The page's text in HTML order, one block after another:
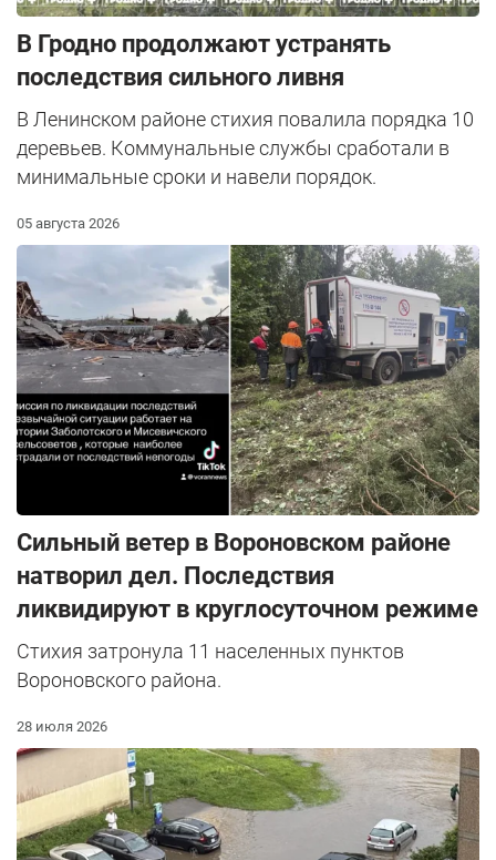
В Гродно продолжают устранять
последствия сильного ливня
В Ленинском районе стихия повалила порядка 10
деревьев. Коммунальные службы сработали в
минимальные сроки и навели порядок.
05 августа 2026
Сильный ветер в Вороновском районе
натворил дел. Последствия
ликвидируют в круглосуточном режиме
Стихия затронула 11 населенных пунктов
Вороновского района.
28 июля 2026